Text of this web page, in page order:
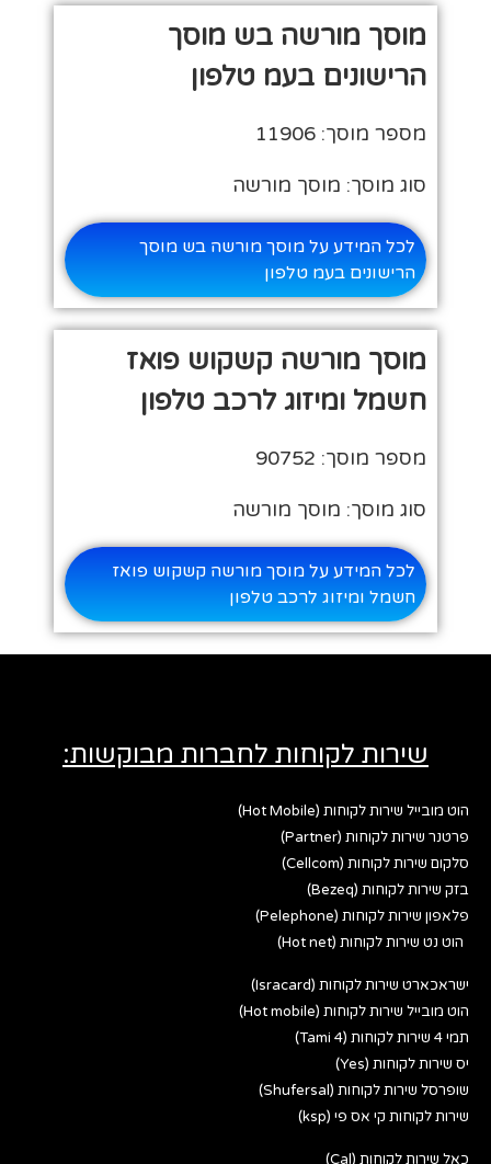
מוסך מורשה בש מוסך
הרישונים בעמ טלפון
מספר מוסך: 11906
סוג מוסך: מוסך מורשה
לכל המידע על מוסך מורשה בש מוסך
הרישונים בעמ טלפון
מוסך מורשה קשקוש פואז
חשמל ומיזוג לרכב טלפון
מספר מוסך: 90752
סוג מוסך: מוסך מורשה
לכל המידע על מוסך מורשה קשקוש פואז
חשמל ומיזוג לרכב טלפון
שירות לקוחות לחברות מבוקשות:
הוט מובייל שירות לקוחות (Hot Mobile)
פרטנר שירות לקוחות (Partner)
סלקום שירות לקוחות (Cellcom)
בזק שירות לקוחות (Bezeq)
פלאפון שירות לקוחות (Pelephone)
הוט נט שירות לקוחות (Hot net)
ישראכארט שירות לקוחות (Isracard)
הוט מובייל שירות לקוחות (Hot mobile)
תמי 4 שירות לקוחות (Tami 4)
יס שירות לקוחות (Yes)
שופרסל שירות לקוחות (Shufersal)
שירות לקוחות קי אס פי (ksp)
כאל שירות לקוחות (Cal)